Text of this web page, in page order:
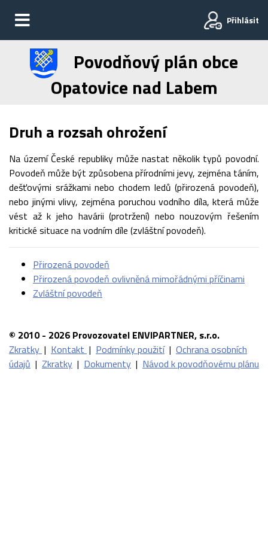
Přihlásit
Povodňový plán obce
Opatovice nad Labem
Druh a rozsah ohrožení
Na území České republiky může nastat několik typů povodní.
Povodeň může být způsobena přírodními jevy, zejména táním,
dešťovými srážkami nebo chodem ledů (přirozená povodeň),
nebo jinými vlivy, zejména poruchou vodního díla, která může
vést až k jeho havárii (protržení) nebo nouzovým řešením
kritické situace na vodním díle (zvláštní povodeň).
Přirozená povodeň
Přirozená povodeň ovlivněná mimořádnými příčinami
Zvláštní povodeň
© 2010 - 2026 Provozovatel ENVIPARTNER, s.r.o.
Zkratky | Kontakt | Podmínky použití | Ochrana osobních
údajů | Zkratky | Dokumenty | Návod k povodňovému plánu